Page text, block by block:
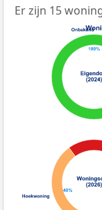
Er zijn 15